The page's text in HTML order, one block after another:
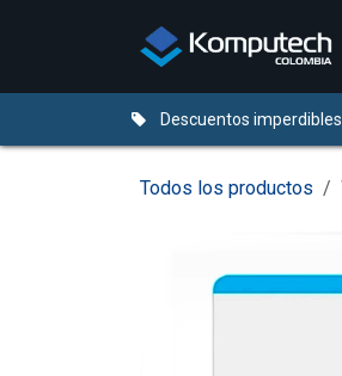
Descuentos
Todos los productos